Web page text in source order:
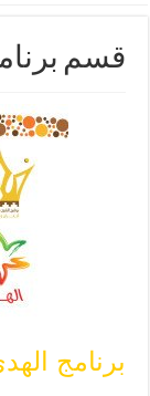
قسم
برنامج